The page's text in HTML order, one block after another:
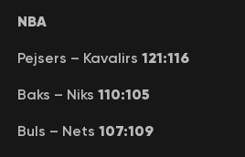
NBA
Pejsers – Kavalirs 121:116
Baks – Niks 110:105
Buls – Nets 107:109